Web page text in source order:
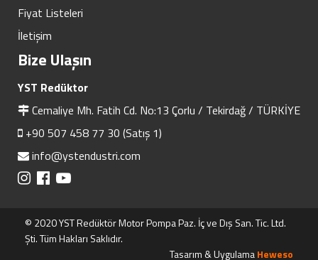
Fiyat Listeleri
İletişim
Bize Ulaşın
YST Redüktor
Cemaliye Mh. Fatih Cd. No:13 Çorlu / Tekirdağ / TÜRKİYE
+90 507 458 77 30 (Satış 1)
info@ystendustri.com
© 2020 YST Redüktör Motor Pompa Paz. İç ve Dış San. Tic. Ltd.
Şti. Tüm Hakları Saklıdır.
Tasarım & UygulamaHeweso